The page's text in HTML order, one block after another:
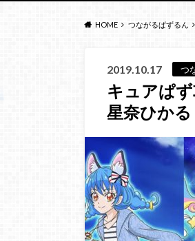
HOME つながるぱずるん
2019.10.17 つ
キュアぱ
星奈ひかる